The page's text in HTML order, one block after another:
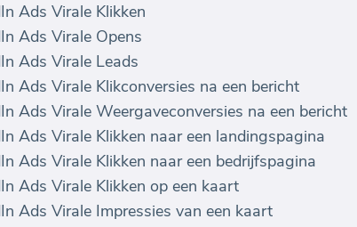
Ads Virale Klikken
Ads Virale Opens
Ads Virale Leads
Ads Virale Klikconversies na een bericht
Ads Virale Weergaveconversies na een bericht
Ads Virale Klikken naar een landingspagina
Ads Virale Klikken naar een bedrijfspagina
Ads Virale Klikken op een kaart
Ads Virale Impressies van een kaart